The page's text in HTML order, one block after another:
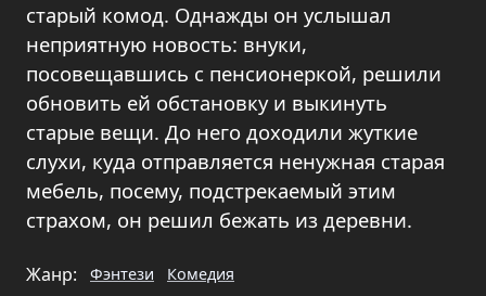
старый комод. Однажды он услышал
неприятную новость: внуки,
посовещавшись с пенсионеркой, решили
обновить ей обстановку и выкинуть
старые вещи. До него доходили жуткие
слухи, куда отправляется ненужная старая
мебель, посему, подстрекаемый этим
страхом, он решил бежать из деревни.
Жанр: Фэнтези Комедия